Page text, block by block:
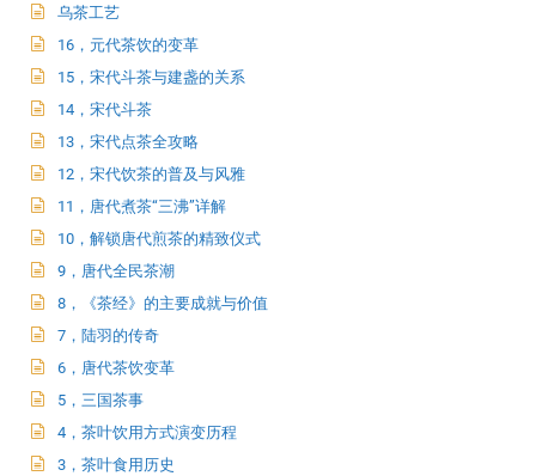
乌茶工艺
16，元代茶饮的变革
15，宋代斗茶与建盏的关系
14，宋代斗茶
13，宋代点茶全攻略
12，宋代饮茶的普及与风雅
11，唐代煮茶“三沸”详解
10，解锁唐代煎茶的精致仪式
9，唐代全民茶潮
8，《茶经》的主要成就与价值
7，陆羽的传奇
6，唐代茶饮变革
5，三国茶事
4，茶叶饮用方式演变历程
3，茶叶食用历史